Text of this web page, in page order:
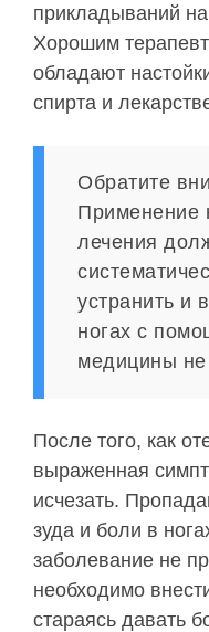
прикладываний
Хорошим
обладают
спирта и
Обратите
Применение
лечения
устранить и
ногах с
медицины не
После того, как
выраженная
исчезать.
зуда и боли в
заболевание не
необходимо
стараясь давать